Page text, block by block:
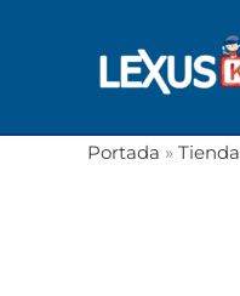
Portada » Tienda